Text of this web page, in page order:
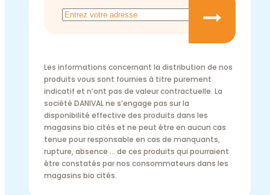
Les informations concernant la distribution de nos
produits vous sont fournies à titre purement
indicatif et n’ont pas de valeur contractuelle. La
société DANIVAL ne s’engage pas sur la
disponibilité effective des produits dans les
magasins bio cités et ne peut être en aucun cas
tenue pour responsable en cas de manquants,
rupture, absence … de ces produits qui pourraient
être constatés par nos consommateurs dans les
magasins bio cités.